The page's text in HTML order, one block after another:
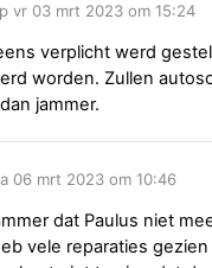
vr 03 mrt 2023 om 15:24
verplicht werd
worden. Zullen
jammer.
06 mrt 2023 om 10:46
dat Paulus niet
vele reparaties